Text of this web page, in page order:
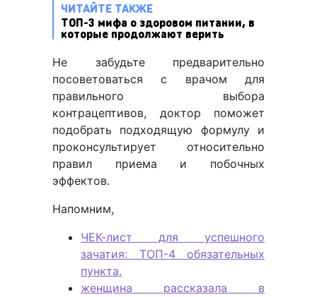
ЧИТАЙТЕ ТАКЖЕ
ТОП-3 мифа о здоровом питании, в
которые продолжают верить
Не забудьте предварительно
посоветоваться с врачом для
правильного выбора
контрацептивов, доктор поможет
подобрать подходящую формулу и
проконсультирует относительно
правил приема и побочных
эффектов.
Напомним,
ЧЕК-лист для успешного
зачатия: ТОП-4 обязательных
пункта.
женщина рассказала в